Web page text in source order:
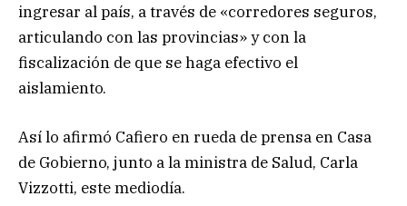
ingresar al país, a través de «corredores seguros,
articulando con las provincias» y con la
fiscalización de que se haga efectivo el
aislamiento.
Así lo afirmó Cafiero en rueda de prensa en Casa
de Gobierno, junto a la ministra de Salud, Carla
Vizzotti, este mediodía.